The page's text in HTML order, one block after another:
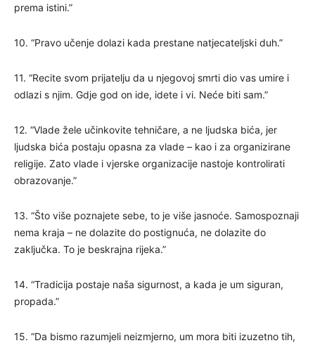
prema istini.”
10. “Pravo učenje dolazi kada prestane natjecateljski duh.”
11. “Recite svom prijatelju da u njegovoj smrti dio vas umire i
odlazi s njim. Gdje god on ide, idete i vi. Neće biti sam.”
12. “Vlade žele učinkovite tehničare, a ne ljudska bića, jer
ljudska bića postaju opasna za vlade – kao i za organizirane
religije. Zato vlade i vjerske organizacije nastoje kontrolirati
obrazovanje.”
13. “Što više poznajete sebe, to je više jasnoće. Samospoznaji
nema kraja – ne dolazite do postignuća, ne dolazite do
zaključka. To je beskrajna rijeka.”
14. “Tradicija postaje naša sigurnost, a kada je um siguran,
propada.”
15. “Da bismo razumjeli neizmjerno, um mora biti izuzetno tih,